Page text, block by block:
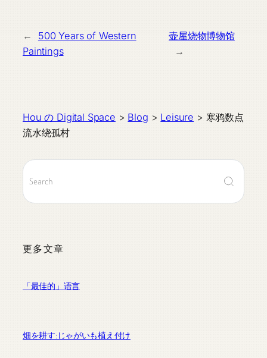
←
500 Years of Western
Paintings
壶屋烧物博物馆
→
Hou の Digital Space > Blog > Leisure > 寒鸦数点
流水绕孤村
更多文章
「最佳的」语言
畑を耕す:じゃがいも植え付け